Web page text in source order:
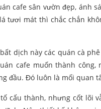
cafe sân vườn đẹp, ánh
tươi mát thì chắc chắn
dịch này các quán cà
cafe muốn thành
đầu. Đó luôn là mối quan
cấu thành, nhưng cốt lõi